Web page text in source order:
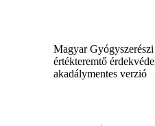
Magyar
értékteremtő
akadálymentes verzió